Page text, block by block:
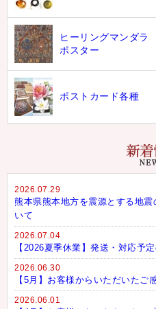
ヒーリングマンダラ
ポスター
ポストカード各種
2026.07.29
熊本県熊本地方を震源とする地
いて
2026.07.04
【2026夏季休業】発送・対応予
2026.06.30
【5月】お客様からいただいたご
2026.06.01